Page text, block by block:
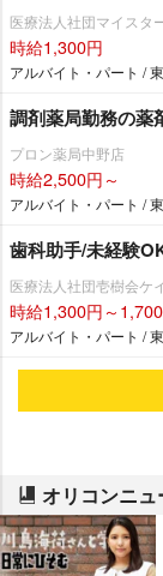
医療法人社団マイスタ
時給1,300円
アルバイト・パート /
調剤薬局勤務の薬
プロン薬局中野店
時給2,500円～
アルバイト・パート /
歯科助手/未経験
医療法人社団壱樹会ケ
時給1,300円～
アルバイト・パート /
オリコンニ